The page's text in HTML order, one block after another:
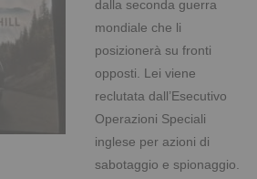
dalla seconda guerra
mondiale che li
posizionerà su fronti
opposti. Lei viene
reclutata dall’Esecutivo
Operazioni Speciali
inglese per azioni di
sabotaggio e spionaggio.